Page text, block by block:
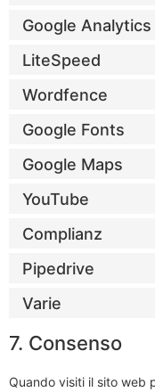
Google Analytics
LiteSpeed
Wordfence
Google Fonts
Google Maps
YouTube
Complianz
Pipedrive
Varie
7. Consenso
Quando visiti il sito web